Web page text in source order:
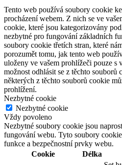
Tento web používá soubory cookie
procházení webem. Z nich se ve
cookie, které jsou kategorizovány
nezbytné pro fungování základních
soubory cookie třetích stran, které
porozumět tomu, jak tento web
uloženy ve vašem prohlížeči pouze s
možnost odhlásit se z těchto souborů
některých z těchto souborů cookie
prohlížení.
Nezbytné cookie
Nezbytné cookie
Vždy povoleno
Nezbytné soubory cookie jsou
fungování webu. Tyto soubory
funkce a bezpečnostní prvky webu.
Cookie
Délka